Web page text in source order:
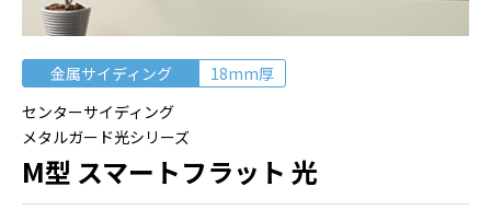
金属サイディング
18mm厚
センターサイディング
メタルガード光シリーズ
M型 スマートフラット 光